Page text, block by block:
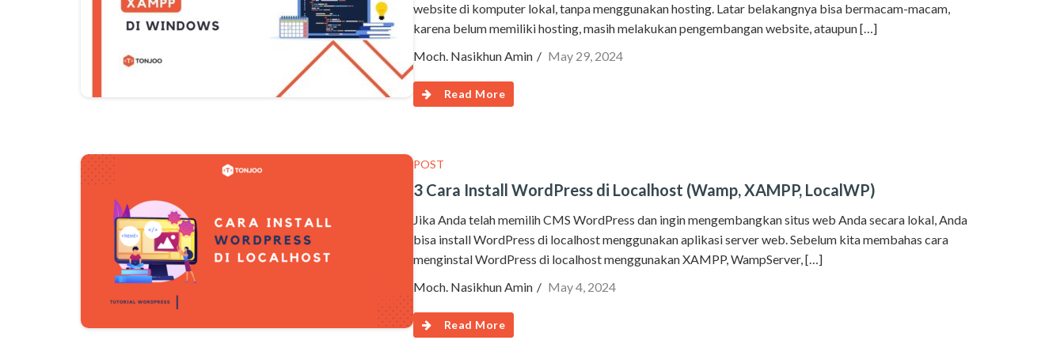
website di komputer lokal, tanpa menggunakan hosting. Latar belakangnya bisa bermacam-macam,
karena belum memiliki hosting, masih melakukan pengembangan website, ataupun […]
Moch. Nasikhun Amin
May 29, 2024
Read More
POST
3 Cara Install WordPress di Localhost (Wamp, XAMPP, LocalWP)
Jika Anda telah memilih CMS WordPress dan ingin mengembangkan situs web Anda secara lokal, Anda
bisa install WordPress di localhost menggunakan aplikasi server web. Sebelum kita membahas cara
menginstal WordPress di localhost menggunakan XAMPP, WampServer, […]
Moch. Nasikhun Amin
May 4, 2024
Read More